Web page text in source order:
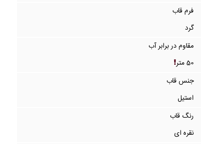
فرم قاب
گرد
مقاوم در برابر آب
50 متر
جنس قاب
استیل
رنگ قاب
نقره ای